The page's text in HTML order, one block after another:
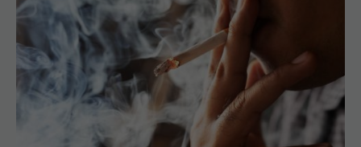
Fumatul crește riscul tuturor subtipurilor de